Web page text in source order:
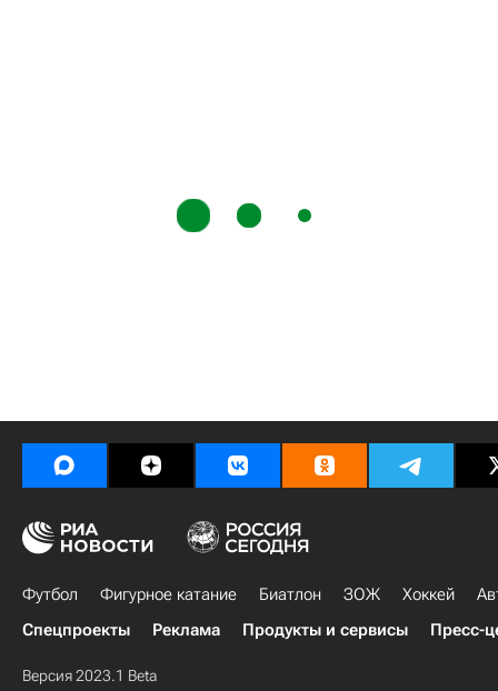
Футбол Фигурное катание Биатлон ЗОЖ Хоккей
Спецпроекты
Реклама Продукты и сервисы Пресс-
Версия 2023.1 Beta